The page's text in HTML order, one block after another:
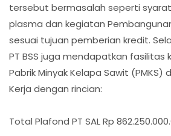
tersebut bermasalah seperti
plasma dan kegiatan
sesuai tujuan pemberian kredit.
PT BSS juga mendapatkan fasilitas
Pabrik Minyak Kelapa Sawit (PMKS)
Kerja dengan rincian:
Total Plafond PT SAL Rp